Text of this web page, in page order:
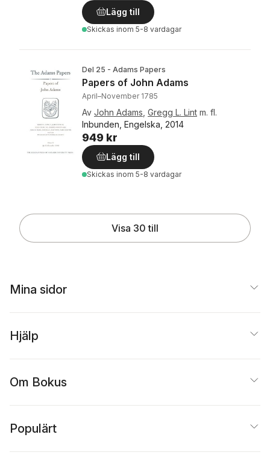
Lägg till
Skickas inom 5-8 vardagar
Del 25 - Adams Papers
Papers of John Adams
April–November 1785
Av John Adams Gregg L. Lint m. fl.
Inbunden, Engelska, 2014
949 kr
Lägg till
Skickas inom 5-8 vardagar
Visa 30 till
Mina sidor
Hjälp
Om Bokus
Populärt